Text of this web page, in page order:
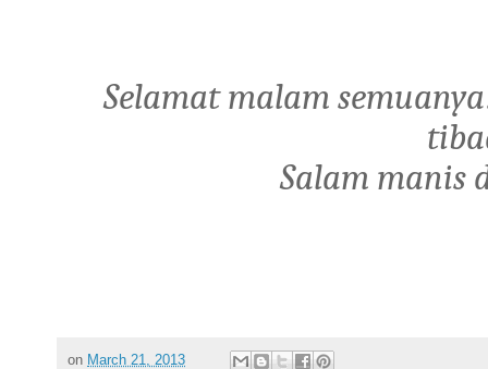
Selamat malam
Salam manis
on March 21, 2013